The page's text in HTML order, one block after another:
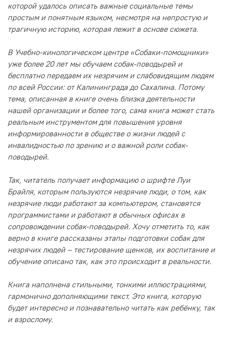
которой удалось описать важные социальные темы
простым и понятным языком, несмотря на непростую и
трагичную историю, которая лежит в основе сюжета.
В Учебно-кинологическом центре «Собаки-помощники»
уже более 20 лет мы обучаем собак-поводырей и
бесплатно передаем их незрячим и слабовидящим людям
по всей России: от Калининграда до Сахалина. Потому
тема, описанная в книге очень близка деятельности
нашей организации и более того, сама книга может стать
реальным инструментом для повышения уровня
информированности в обществе о жизни людей с
инвалидностью по зрению и о важной роли собак-
поводырей.
Так, читатель получает информацию о шрифте Луи
Брайля, которым пользуются незрячие люди, о том, как
незрячие люди работают за компьютером, становятся
программистами и работают в обычных офисах в
сопровождении собак-поводырей. Хочу отметить то, как
верно в книге рассказаны этапы подготовки собак для
незрячих людей – тестирование щенков, их воспитание и
обучение описано так, как это происходит в реальности.
Книга наполнена стильными, тонкими иллюстрациями,
гармонично дополняющими текст. Это книга, которую
будет интересно и познавательно читать как ребёнку, так
и взрослому.